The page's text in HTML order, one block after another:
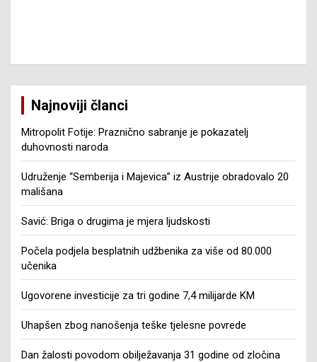
Najnoviji članci
Mitropolit Fotije: Praznično sabranje je pokazatelj
duhovnosti naroda
Udruženje “Semberija i Majevica” iz Austrije obradovalo 20
mališana
Savić: Briga o drugima je mjera ljudskosti
Počela podjela besplatnih udžbenika za više od 80.000
učenika
Ugovorene investicije za tri godine 7,4 milijarde KM
Uhapšen zbog nanošenja teške tjelesne povrede
Dan žalosti povodom obilježavanja 31 godine od zločina